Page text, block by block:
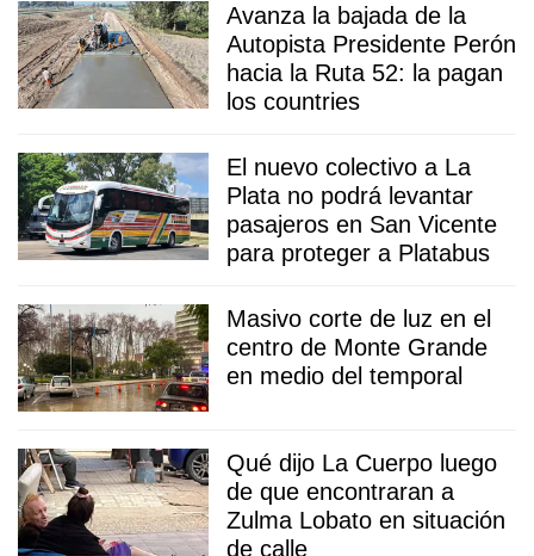
Avanza la bajada de la
Autopista Presidente Perón
hacia la Ruta 52: la pagan
los countries
El nuevo colectivo a La
Plata no podrá levantar
pasajeros en San Vicente
para proteger a Platabus
Masivo corte de luz en el
centro de Monte Grande
en medio del temporal
Qué dijo La Cuerpo luego
de que encontraran a
Zulma Lobato en situación
de calle